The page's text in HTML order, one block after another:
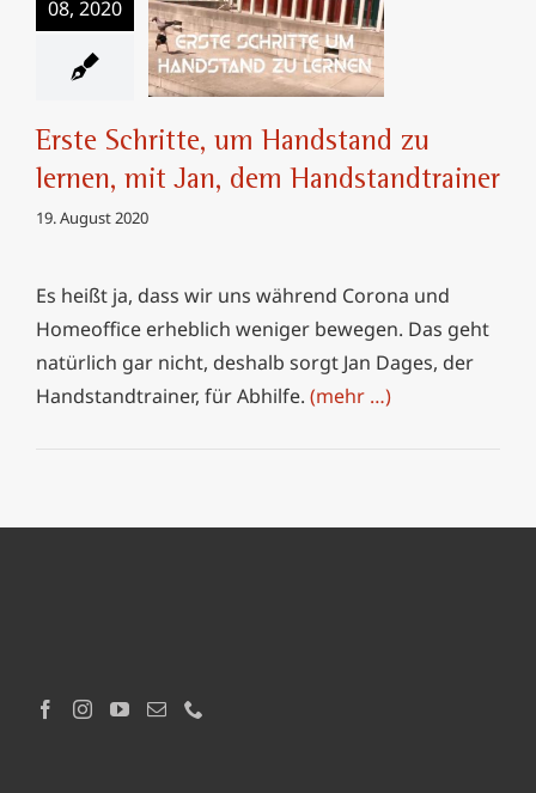
08, 2020
Erste Schritte, um
Handstand zu
lernen, mit Jan, dem
Handstandtrainer
Erste Schritte, um Handstand zu
lernen, mit Jan, dem Handstandtrainer
19. August 2020
Es heißt ja, dass wir uns während Corona und
Homeoffice erheblich weniger bewegen. Das geht
natürlich gar nicht, deshalb sorgt Jan Dages, der
Handstandtrainer, für Abhilfe. (mehr …)